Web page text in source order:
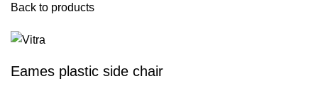
Back to products
Eames plastic side chair